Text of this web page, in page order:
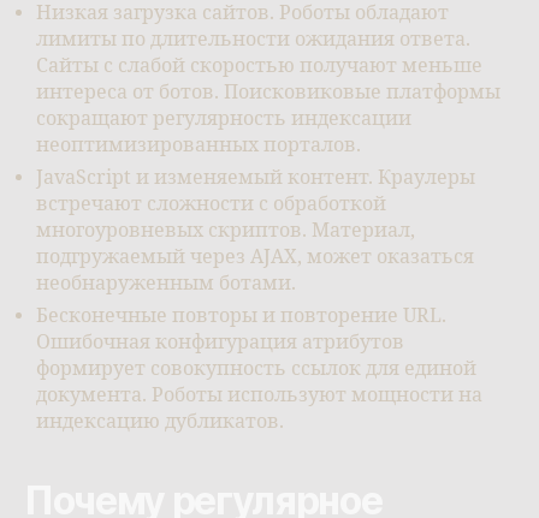
Низкая загрузка сайтов. Роботы обладают
лимиты по длительности ожидания ответа.
Сайты с слабой скоростью получают меньше
интереса от ботов. Поисковиковые платформы
сокращают регулярность индексации
неоптимизированных порталов.
JavaScript и изменяемый контент. Краулеры
встречают сложности с обработкой
многоуровневых скриптов. Материал,
подгружаемый через AJAX, может оказаться
необнаруженным ботами.
Бесконечные повторы и повторение URL.
Ошибочная конфигурация атрибутов
формирует совокупность ссылок для единой
документа. Роботы используют мощности на
индексацию дубликатов.